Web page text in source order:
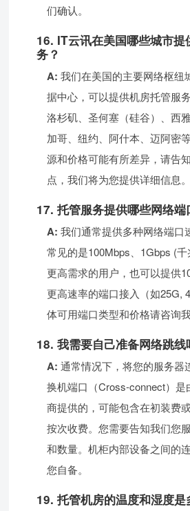
们确认。
16. IT云讯在美国哪些城市提
务？
A: 我们在美国的主要网络枢纽
据中心，可以提供机房托管服
洛杉矶、圣何塞（硅谷）、西
加哥、纽约、阿什本、迈阿密
源和价格可能有所差异，请告
点，我们将为您提供详细信息。
17. 托管服务提供哪些网络端
A: 我们通常提供多种网络端口
常见的是100Mbps、1Gbps (
更高需求的用户，也可以提供
更高速率的端口接入（如25G,
体可用端口类型和价格请咨询我
18. 我需要自己准备网络跳线
A: 通常情况下，将您的服务器
换机端口（Cross-connect）是
商提供的，可能包含在初装费
按次收费。您需要告知我们您
和数量。机柜内部设备之间的
您自备。
19. 托管机房的温度和湿度是